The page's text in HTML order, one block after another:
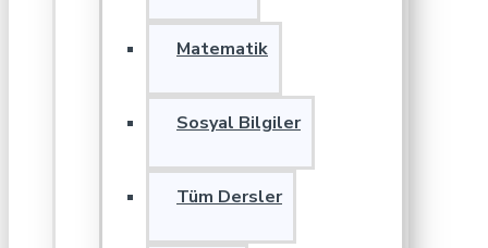
Matematik
Sosyal Bilgiler
Tüm Dersler